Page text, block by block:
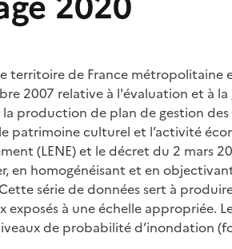
de France
relative à l'évaluation et à la
production de plan de gestion
patrimoine culturel et l’activité
(LENE) et le décret du 2 mars
homogénéisant et en
série de données sert à
à une échelle
de probabilité d’inondation